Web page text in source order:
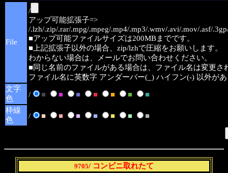
File
/
アップ可能拡張子=>
/.lzh/.zip/.rar/.mpg/.mpeg/.mp4/.mp3/.wmv/.avi/.mov/.asf/
■アップ可能ファイルサイズは200MBまでです。
■上記拡張子以外の場合、zip/lzhで圧縮をお願いします。
わからない場合は、メールでお問い合わせください。
■同じ名前のファイルがある場合は、ファイル名は変更さ
ファイル名に英数字 アンダーバー(_) ハイフン(-) 以外が
文字
色
/ ■ ■ ■ ■ ■ ■
■
枠線
色
/ ■ ■ ■ ■ ■ ■ ■
9705/ コンビニ取れたて